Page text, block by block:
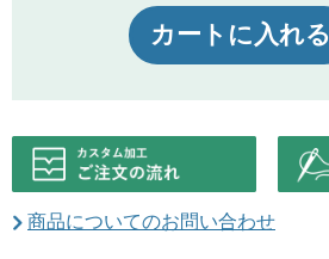
カートに入れる
商品についてのお問い合わせ